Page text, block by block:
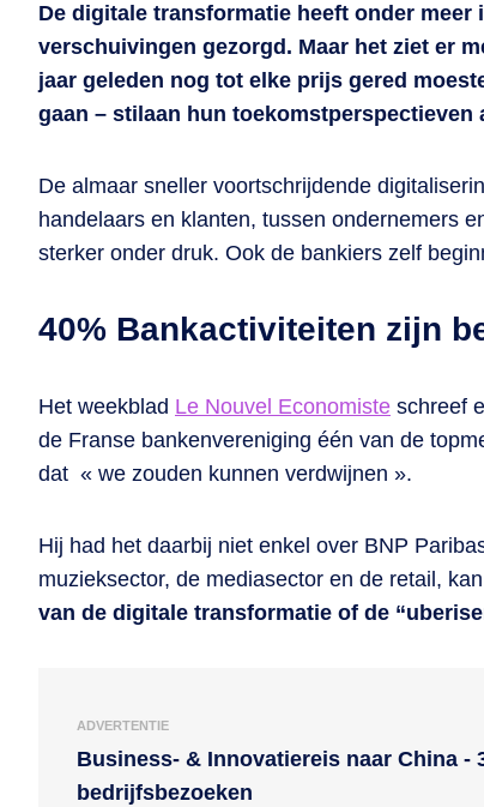
De digitale transformatie heeft onder
verschuivingen gezorgd. Maar het ziet er
jaar geleden nog tot elke prijs gered
gaan – stilaan hun
De almaar sneller voortschrijdende
handelaars en klanten, tussen ondernemers
sterker onder druk. Ook de bankiers zelf
40% Bankactiviteiten zijn
Het weekblad Le Nouvel Economiste schreef
de Franse bankenvereniging één van de
dat « we zouden kunnen verdwijnen ».
Hij had het daarbij niet enkel over BNP
muzieksector, de mediasector en de retail,
van de digitale transformatie of de
ADVERTENTIE
Business- & Innovatiereis naar China -
bedrijfsbezoeken